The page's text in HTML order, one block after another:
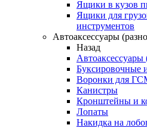
Ящики в кузов
Ящики для
инструментов
Автоаксессуары
Назад
Автоаксессуары
Буксировочные
Воронки для
Канистры
Кронштейны и
Лопаты
Накидка на